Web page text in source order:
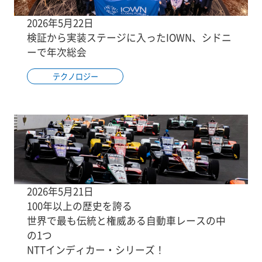
2026年5月22日
検証から実装ステージに入ったIOWN、シドニ
ーで年次総会
テクノロジー
2026年5月21日
100年以上の歴史を誇る
世界で最も伝統と権威ある自動車レースの中
の1つ
NTTインディカー・シリーズ！